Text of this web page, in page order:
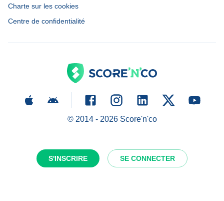
S'INSCRIRE SE CONNECTER
Charte sur les cookies
Centre de confidentialité
© 2014 - 2026Score'n'co